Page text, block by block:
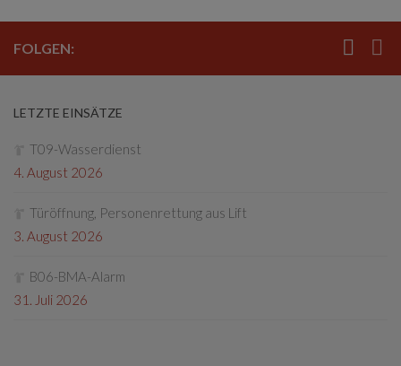
FOLGEN:
LETZTE EINSÄTZE
T09-Wasserdienst
4. August 2026
Türöffnung, Personenrettung aus Lift
3. August 2026
B06-BMA-Alarm
31. Juli 2026